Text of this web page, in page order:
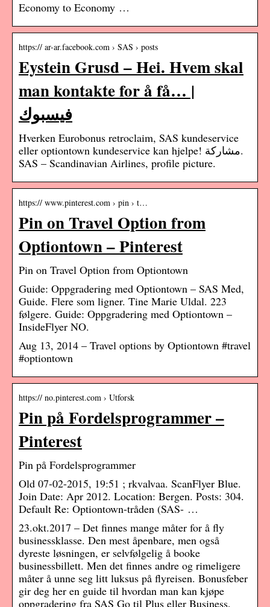
Economy to Economy …
https:// ar-ar.facebook.com › SAS › posts
Eystein Grusd – Hei. Hvem skal
man kontakte for å få… |
فيسبوك
Hverken Eurobonus retroclaim, SAS kundeservice
eller optiontown kundeservice kan hjelpe! مشاركة.
SAS – Scandinavian Airlines, profile picture.
https:// www.pinterest.com › pin › t…
Pin on Travel Option from
Optiontown – Pinterest
Pin on Travel Option from Optiontown
Guide: Oppgradering med Optiontown – SAS Med,
Guide. Flere som ligner. Tine Marie Uldal. 223
følgere. Guide: Oppgradering med Optiontown –
InsideFlyer NO.
Aug 13, 2014 – Travel options by Optiontown #travel
#optiontown
https:// no.pinterest.com › Utforsk
Pin på Fordelsprogrammer –
Pinterest
Pin på Fordelsprogrammer
Old 07-02-2015, 19:51 ; rkvalvaa. ScanFlyer Blue.
Join Date: Apr 2012. Location: Bergen. Posts: 304.
Default Re: Optiontown-tråden (SAS- …
23.okt.2017 – Det finnes mange måter for å fly
businessklasse. Den mest åpenbare, men også
dyreste løsningen, er selvfølgelig å booke
businessbillett. Men det finnes andre og rimeligere
måter å unne seg litt luksus på flyreisen. Bonusfeber
gir deg her en guide til hvordan man kan kjøpe
oppgradering fra SAS Go til Plus eller Business,